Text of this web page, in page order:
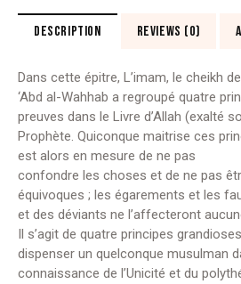
RÈGLES
DESCRIPTION REVIEWS (0)
Dans cette épitre, L’imam, le cheikh
‘Abd al-Wahhab a regroupé quatre
preuves dans le Livre d’Allah (exalté
Prophète. Quiconque maitrise ces
est alors en mesure de ne pas
confondre les choses et de ne pas
équivoques ; les égarements et les
et des déviants ne l’affecteront
Il s’agit de quatre principes
dispenser un quelconque musulman
connaissance de l’Unicité et du